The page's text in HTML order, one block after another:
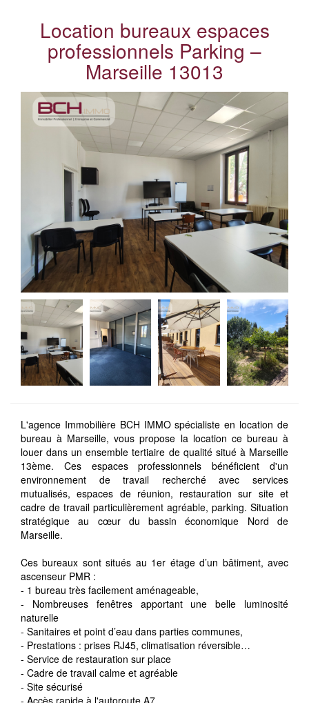
Location bureaux espaces
professionnels Parking –
Marseille 13013
L'agence Immobilière BCH IMMO spécialiste en location de
bureau à Marseille, vous propose la location ce bureau à
louer dans un ensemble tertiaire de qualité situé à Marseille
13ème. Ces espaces professionnels bénéficient d'un
environnement de travail recherché avec services
mutualisés, espaces de réunion, restauration sur site et
cadre de travail particulièrement agréable, parking. Situation
stratégique au cœur du bassin économique Nord de
Marseille.
Ces bureaux sont situés au 1er étage d’un bâtiment, avec
ascenseur PMR :
- 1 bureau très facilement aménageable,
- Nombreuses fenêtres apportant une belle luminosité
naturelle
- Sanitaires et point d’eau dans parties communes,
- Prestations : prises RJ45, climatisation réversible…
- Service de restauration sur place
- Cadre de travail calme et agréable
- Site sécurisé